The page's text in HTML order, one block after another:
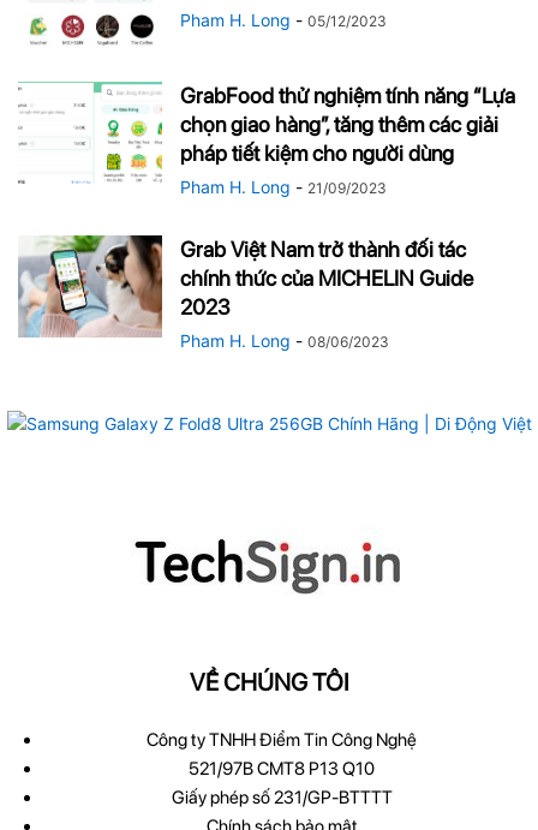
Pham H. Long - 05/12/2023
GrabFood thử nghiệm tính năng “Lựa
chọn giao hàng”, tăng thêm các giải
pháp tiết kiệm cho người dùng
Pham H. Long - 21/09/2023
Grab Việt Nam trở thành đối tác
chính thức của MICHELIN Guide
2023
Pham H. Long - 08/06/2023
VỀ CHÚNG TÔI
Công ty TNHH Điểm Tin Công Nghệ
521/97B CMT8 P13 Q10
Giấy phép số 231/GP-BTTTT